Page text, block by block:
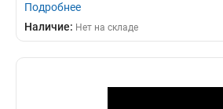
Подробнее
Наличие: Нет на складе